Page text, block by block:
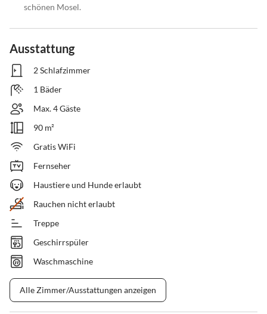
schönen Mosel.
Ausstattung
2 Schlafzimmer
1 Bäder
Max. 4 Gäste
90 m²
Gratis WiFi
Fernseher
Haustiere und Hunde erlaubt
Rauchen nicht erlaubt
Treppe
Geschirrspüler
Waschmaschine
Alle Zimmer/Ausstattungen anzeigen